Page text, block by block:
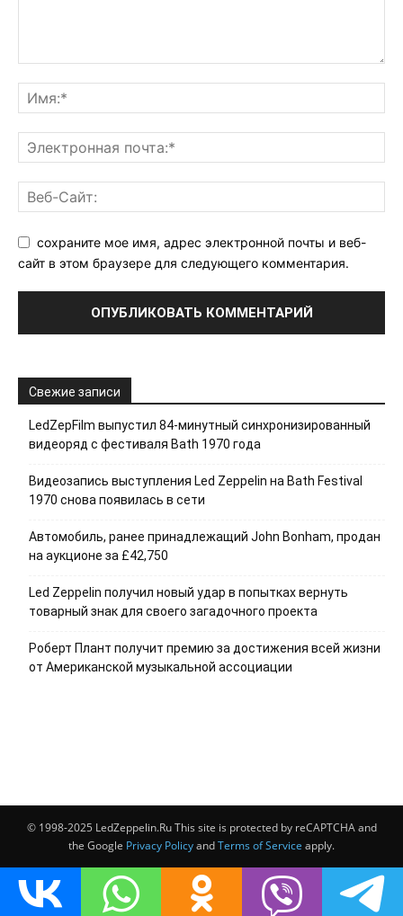
сохраните мое имя, адрес электронной почты и веб-
сайт в этом браузере для следующего комментария.
Свежие записи
LedZepFilm выпустил 84-минутный синхронизированный
видеоряд с фестиваля Bath 1970 года
Видеозапись выступления Led Zeppelin на Bath Festival
1970 снова появилась в сети
Автомобиль, ранее принадлежащий John Bonham, продан
на аукционе за £42,750
Led Zeppelin получил новый удар в попытках вернуть
товарный знак для своего загадочного проекта
Роберт Плант получит премию за достижения всей жизни
от Американской музыкальной ассоциации
© 1998-2025 LedZeppelin.Ru This site is protected by reCAPTCHA and
the Google Privacy PolicyandTerms of Service apply.